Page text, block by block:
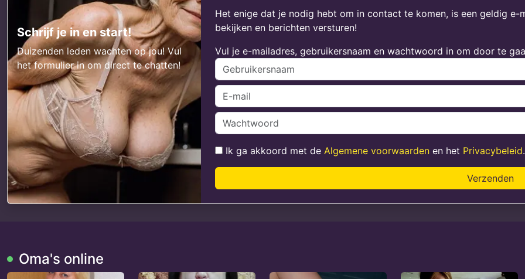
Schrijf je in en start!
Duizenden leden wachten op jou! Vul
het formulier in om direct te chatten!
Het enige dat je nodig hebt om in contact te komen, is een geldig
bekijken en berichten versturen!
Vul je e-mailadres, gebruikersnaam en wachtwoord in om door te
Ik ga akkoord met de Algemene voorwaardenen het Privacybeleid.
Verzenden
Oma's online